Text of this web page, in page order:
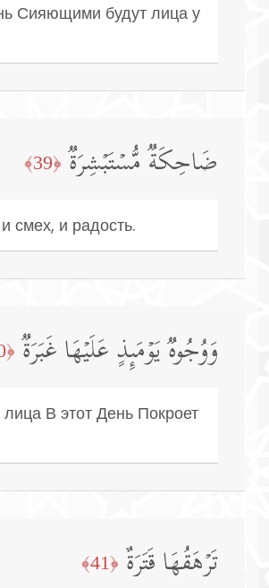
Сияющими будут лица у
ضَاحِكَةࣱ مُّسۡتَبۡشِرَةࣱ ﴿39﴾
смех, и радость.
وَوُجُوهࣱ یَوۡمَىِٕذٍ عَلَیۡهَا غَبَرَةࣱ ﴿40﴾
В этот День Покроет
تَرۡهَقُهَا قَتَرَةٌ ﴿41﴾